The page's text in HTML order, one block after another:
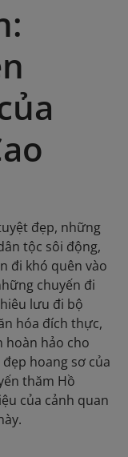
đẹp, những
tộc sôi động,
đi khó quên vào
chuyến đi
lưu đi bộ
hóa đích thực,
hoàn hảo cho
hoang sơ của
thăm Hồ
của cảnh quan